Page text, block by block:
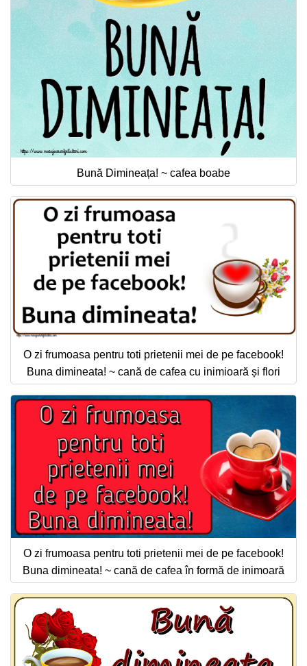
Bună Dimineața! ~ cafea boabe
O zi frumoasa pentru toti prietenii mei de pe facebook!
Buna dimineata! ~ cană de cafea cu inimioară și flori
O zi frumoasa pentru toti prietenii mei de pe facebook!
Buna dimineata! ~ cană de cafea în formă de inimoară